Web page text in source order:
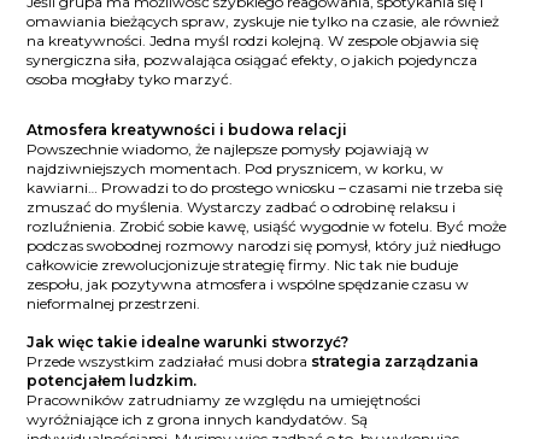
omawiania bieżących spraw, zyskuje nie tylko na czasie, ale również
na kreatywności. Jedna myśl rodzi kolejną. W zespole objawia się
synergiczna siła, pozwalająca osiągać efekty, o jakich pojedyncza
osoba mogłaby tyko marzyć.
Atmosfera kreatywności i budowa relacji
Powszechnie wiadomo, że najlepsze pomysły pojawiają w
najdziwniejszych momentach. Pod prysznicem, w korku, w
kawiarni… Prowadzi to do prostego wniosku – czasami nie trzeba się
zmuszać do myślenia. Wystarczy zadbać o odrobinę relaksu i
rozluźnienia. Zrobić sobie kawę, usiąść wygodnie w fotelu. Być może
podczas swobodnej rozmowy narodzi się pomysł, który już niedługo
całkowicie zrewolucjonizuje strategię firmy. Nic tak nie buduje
zespołu, jak pozytywna atmosfera i wspólne spędzanie czasu w
nieformalnej przestrzeni.
Jak więc takie idealne warunki stworzyć?
Przede wszystkim zadziałać musi dobra strategia zarządzania
potencjałem ludzkim.
Pracowników zatrudniamy ze względu na umiejętności
wyróżniające ich z grona innych kandydatów. Są